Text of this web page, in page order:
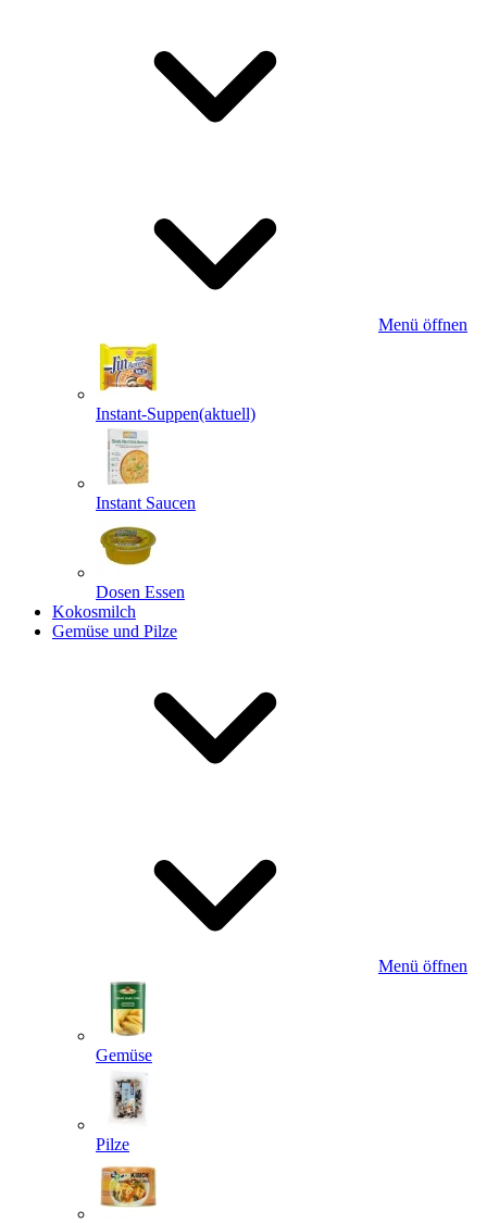
Menü öffnen
Instant-Suppen(aktuell)
Instant Saucen
Dosen Essen
Kokosmilch
Gemüse und Pilze
Menü öffnen
Gemüse
Pilze